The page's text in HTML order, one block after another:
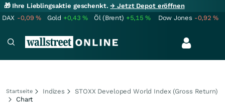
🎁 Ihre Lieblingsaktie geschenkt.→ Jetzt Depot eröffnen
DAX -0,09% Gold +0,43% Öl (Brent) +5,15% Dow Jones -0,92%
Startseite Indizes
STOXX Developed World Index (Gross Return)
Chart